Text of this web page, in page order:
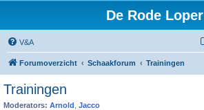
De Rode Loper
V&A
Forumoverzicht Schaakforum Trainingen
Trainingen
Moderators: Arnold Jacco